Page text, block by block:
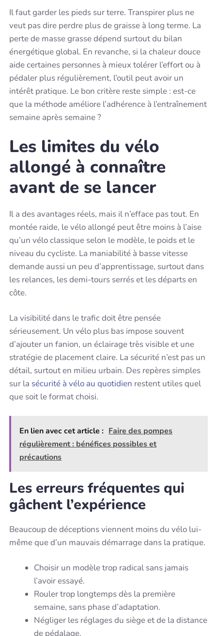
Il faut garder les pieds sur terre. Transpirer plus ne
veut pas dire perdre plus de graisse à long terme. La
perte de masse grasse dépend surtout du bilan
énergétique global. En revanche, si la chaleur douce
aide certaines personnes à mieux tolérer l’effort ou à
pédaler plus régulièrement, l’outil peut avoir un
intérêt pratique. Le bon critère reste simple : est-ce
que la méthode améliore l’adhérence à l’entraînement
semaine après semaine ?
Les limites du vélo
allongé à connaître
avant de se lancer
Il a des avantages réels, mais il n’efface pas tout. En
montée raide, le vélo allongé peut être moins à l’aise
qu’un vélo classique selon le modèle, le poids et le
niveau du cycliste. La maniabilité à basse vitesse
demande aussi un peu d’apprentissage, surtout dans
les relances, les demi-tours serrés et les départs en
côte.
La visibilité dans le trafic doit être pensée
sérieusement. Un vélo plus bas impose souvent
d’ajouter un fanion, un éclairage très visible et une
stratégie de placement claire. La sécurité n’est pas un
détail, surtout en milieu urbain. Des repères simples
sur la sécurité à vélo au quotidien restent utiles quel
que soit le format choisi.
En lien avec cet article : Faire des pompes
régulièrement : bénéfices possibles et
précautions
Les erreurs fréquentes qui
gâchent l’expérience
Beaucoup de déceptions viennent moins du vélo lui-
même que d’un mauvais démarrage dans la pratique.
Choisir un modèle trop radical sans jamais
l’avoir essayé.
Rouler trop longtemps dès la première
semaine, sans phase d’adaptation.
Négliger les réglages du siège et de la distance
de pédalage.